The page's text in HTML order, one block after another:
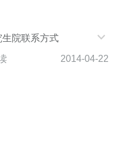
院联系方式
2014-04-22